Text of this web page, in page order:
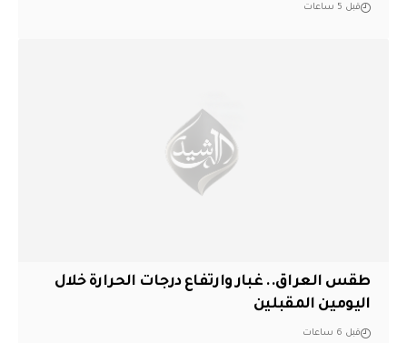
قبل 5 ساعات
طقس العراق.. غبار وارتفاع درجات الحرارة خلال
اليومين المقبلين
قبل 6 ساعات